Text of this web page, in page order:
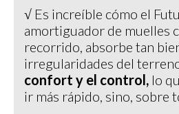
√ Es increíble cómo el
amortiguador de muelles
recorrido, absorbe tan
irregularidades del
confort y el control, lo
ir más rápido, sino, sobre